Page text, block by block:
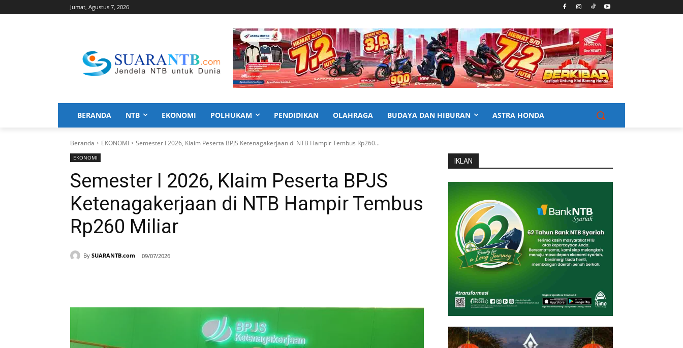
Jumat, Agustus 7, 2026
BERANDA NTB EKONOMI POLHUKAM PENDIDIKAN OLAHRAGA BUDAYA DAN HIBURAN ASTRA HONDA
Beranda EKONOMI Semester I 2026, Klaim Peserta BPJS Ketenagakerjaan di NTB Hampir Tembus Rp260...
EKONOMI
Semester I 2026, Klaim Peserta BPJS
Ketenagakerjaan di NTB Hampir Tembus
Rp260 Miliar
By SUARANTB.com 09/07/2026
IKLAN